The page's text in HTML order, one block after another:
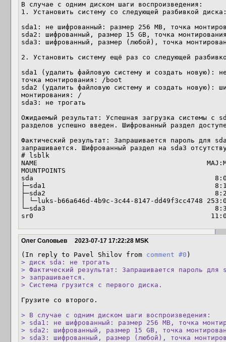
В случае с одним диском шаги воспроизведения:
1. Установить систему со следующей разбивкой
sda1: не шифрованный: размер 256 MB, точка
sda2: шифрованный, размер 15 GB, точка
sda3: шифрованный, размер (любой), точка
2. Установить систему ещё раз со следующей
sda1 (удалить файловую систему и создать новую):
точка монтирования: /boot
sda2 (удалить файловую систему и создать новую):
монтирования: /
sda3: не трогать
Ожидаемый результат: Успешная загрузка системы c
разделов успешно введен. Шифрованный раздел
Фактический результат: Запрашивается пароль для
запрашивается. Шифрованный раздел на sda3
# lsblk
NAME                                          MAJ:MIN
MOUNTPOINTS
sda                                             8:0
├─sda1                                          8:1
├─sda2                                          8:2
│ └─luks-b66a646d-4b9c-3c44-8147-dd49f3cc4748
└─sda3                                          8:3
sr0                                            11:0
Олег Соловьев 2023-07-17 17:22:28 MSK
(In reply to Pavel Shilov from comment #0
> диск sda: не трогать
> Фактический результат: Запрашивается пароль
> запрашивается.
> Система грузится с первого диска.
Грузите со второго.
> В случае с одним диском шаги воспроизведения:
> sda1: не шифрованный: размер 256 MB, точка
> sda2: шифрованный, размер 15 GB, точка
> sda3: шифрованный, размер (любой), точка